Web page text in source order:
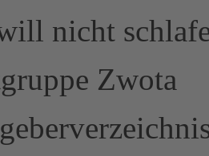
nicht
Zwota